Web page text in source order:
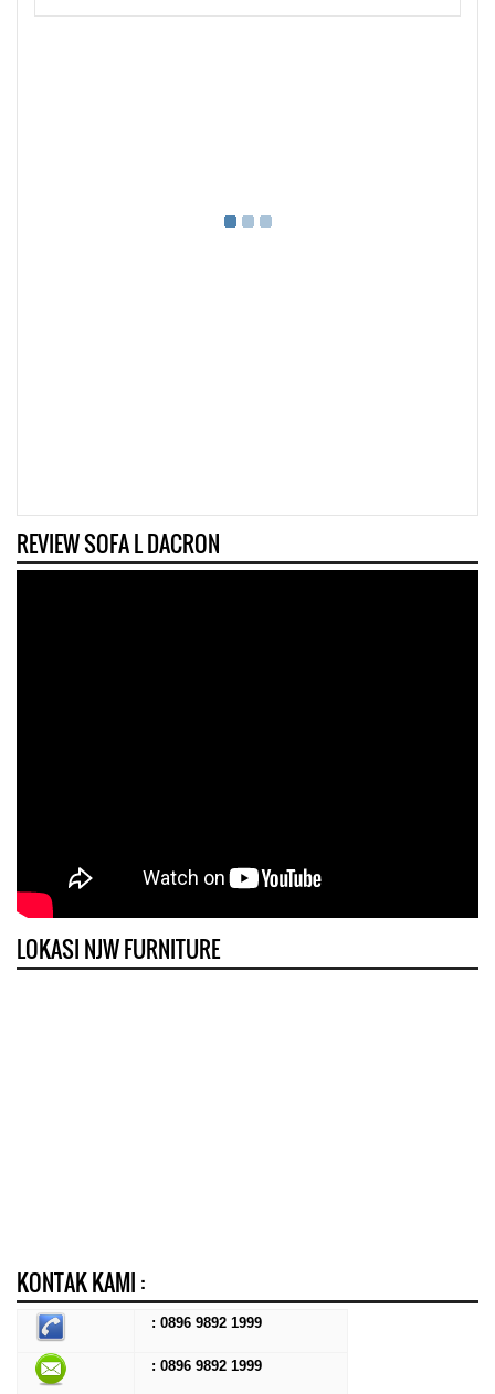
REVIEW SOFA L DACRON
LOKASI NJW FURNITURE
KONTAK KAMI :
: 0896 9892 1999
: 0896 9892 1999